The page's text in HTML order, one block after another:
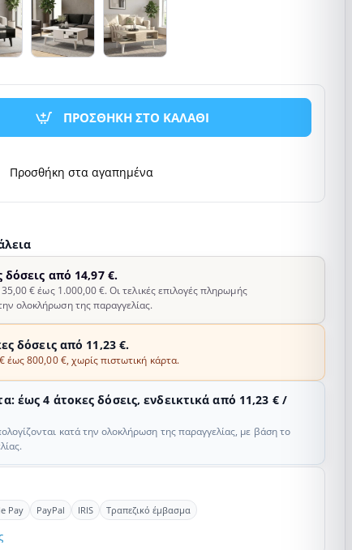
ΠΡΟΣΘΗΚΗ ΣΤΟ ΚΑΛΑΘΙ
Προσθήκη στα αγαπημένα
δόσεις από 14,97 €.
35,00 € έως 1.000,00 €. Οι τελικές επιλογές πληρωμής
ολοκλήρωση της παραγγελίας.
δόσεις από 11,23 €.
έως 800,00 €, χωρίς πιστωτική κάρτα.
έως 4 άτοκες δόσεις, ενδεικτικά από 11,23 € /
κατά την ολοκλήρωση της παραγγελίας, με βάση το
Pay PayPal IRIS Τραπεζικό έμβασμα